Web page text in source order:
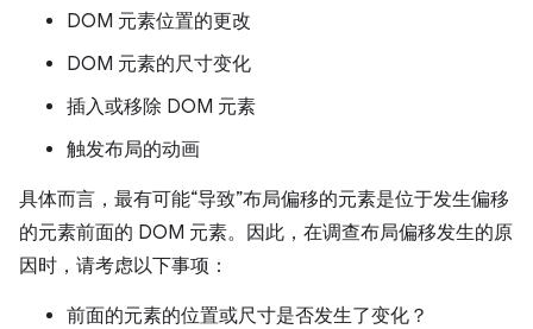
DOM 元素位置的更改
DOM 元素的尺寸变化
插入或移除 DOM 元素
触发布局的动画
具体而言，最有可能“导致”布局偏移的元素是位于发生偏移
的元素前面的 DOM 元素。因此，在调查布局偏移发生的原
因时，请考虑以下事项：
前面的元素的位置或尺寸是否发生了变化？